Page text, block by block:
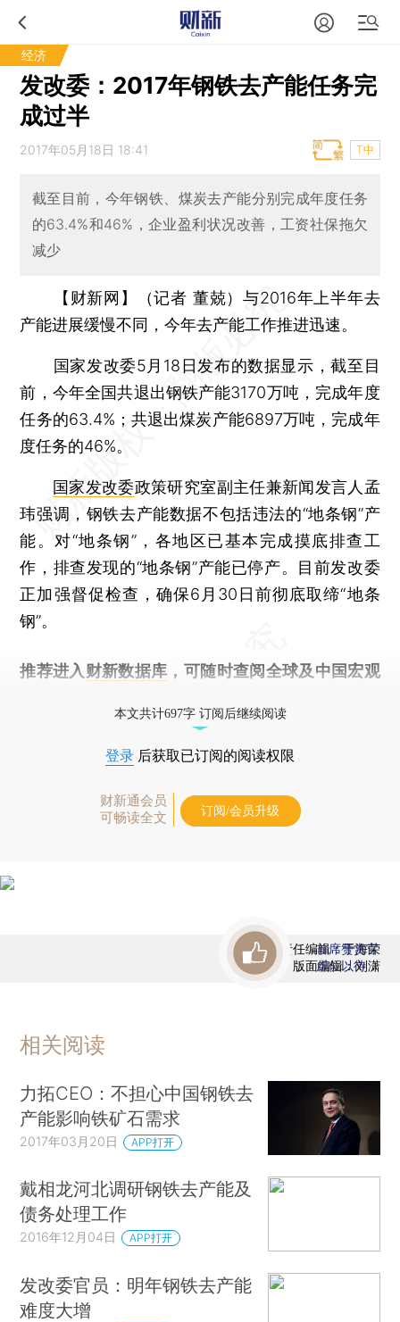
经济
发改委：2017年钢铁去产能任务完
成过半
2017年05月18日 18:41 T中
截至目前，今年钢铁、煤炭去产能分别完成年度任务
的63.4%和46%，企业盈利状况改善，工资社保拖欠
减少
【财新网】（记者 董兢）与2016年上半年去
产能进展缓慢不同，今年去产能工作推进迅速。
国家发改委5月18日发布的数据显示，截至目
前，今年全国共退出钢铁产能3170万吨，完成年度
任务的63.4%；共退出煤炭产能6897万吨，完成年
度任务的46%。
国家发改委政策研究室副主任兼新闻发言人孟
玮强调，钢铁去产能数据不包括违法的“地条钢”产
能。对“地条钢”，各地区已基本完成摸底排查工
作，排查发现的“地条钢”产能已停产。目前发改委
正加强督促检查，确保6月30日前彻底取缔“地条
钢”。
推荐进入 财新数据库 ，可随时查阅全球及中国宏观
本文共计697字 订阅后继续阅读
登录 后获取已订阅的阅读权限
财新通会员
可畅读全文
订阅/会员升级
责任编辑：于海荣
版面编辑：刘潇
首席赞赏官
虚位以待
相关阅读
力拓CEO：不担心中国钢铁去
产能影响铁矿石需求
2017年03月20日 APP打开
戴相龙河北调研钢铁去产能及
债务处理工作
2016年12月04日 APP打开
发改委官员：明年钢铁去产能
难度大增